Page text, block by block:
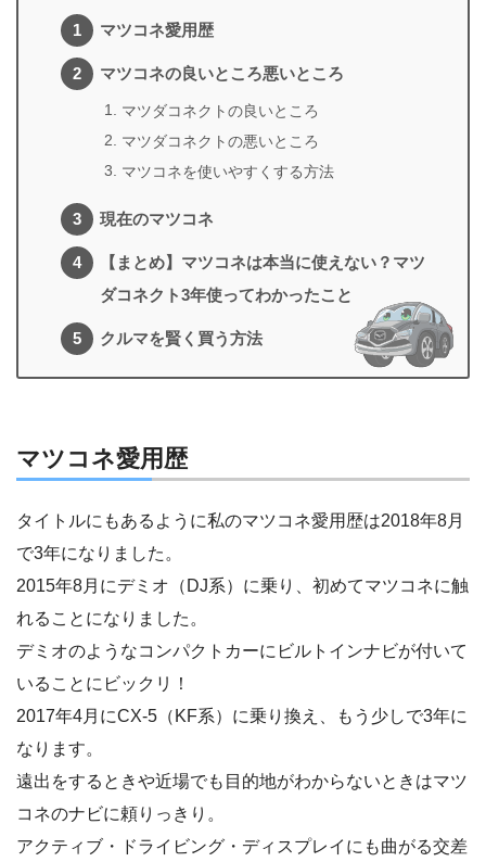
マツコネ愛用歴
マツコネの良いところ悪いところ
マツダコネクトの良いところ
マツダコネクトの悪いところ
マツコネを使いやすくする方法
現在のマツコネ
【まとめ】マツコネは本当に使えない？マツ
ダコネクト3年使ってわかったこと
クルマを賢く買う方法
マツコネ愛用歴
タイトルにもあるように私のマツコネ愛用歴は2018年8月
で3年になりました。
2015年8月にデミオ（DJ系）に乗り、初めてマツコネに触
れることになりました。
デミオのようなコンパクトカーにビルトインナビが付いて
いることにビックリ！
2017年4月にCX-5（KF系）に乗り換え、もう少しで3年に
なります。
遠出をするときや近場でも目的地がわからないときはマツ
コネのナビに頼りっきり。
アクティブ・ドライビング・ディスプレイにも曲がる交差